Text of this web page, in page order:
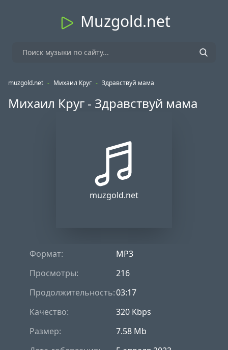
Muzgold.net
muzgold.net - Михаил Круг - Здравствуй мама
Михаил Круг - Здравствуй мама
muzgold.net
Формат:
MP3
Просмотры:
216
Продолжительность:03:17
Качество:
320 Kbps
Размер:
7.58 Mb